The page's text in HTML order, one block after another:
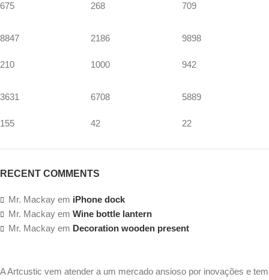
675 268 709
8847
210
2186
1000
9898
942
3631
155
6708
42
5889
22
RECENT COMMENTS
Mr. Mackay em iPhone dock
Mr. Mackay em Wine bottle lantern
Mr. Mackay em Decoration wooden present
A Artcustic vem atender a um mercado ansioso por inovações e tem